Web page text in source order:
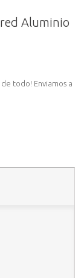
Aluminio
todo! Enviamos a